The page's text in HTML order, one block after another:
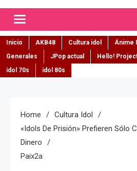
Inicio AKB48 Cultura idol Ánime
Generales
JPop actual Hello!
idol 70s
idol 80s
Home
Cultura Idol
«idols De Prisión» Prefieren Sólo
Dinero
Paix2a